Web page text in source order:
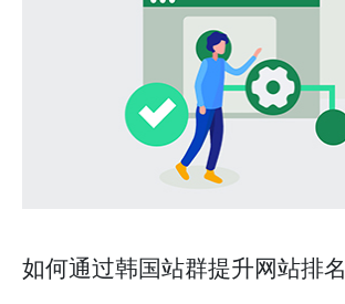
如何通过韩国站群提升网站排名